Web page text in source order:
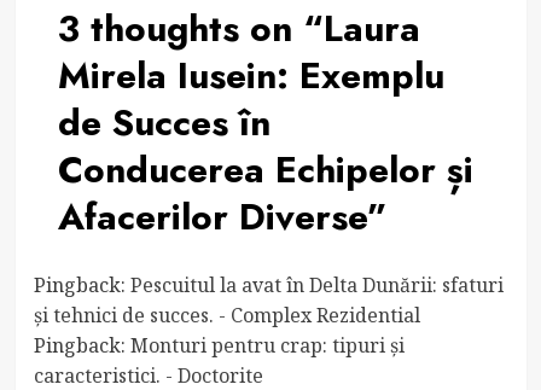
3 thoughts on “Laura
Mirela Iusein: Exemplu
de Succes în
Conducerea Echipelor și
Afacerilor Diverse”
Pingback: Pescuitul la avat în Delta Dunării: sfaturi
și tehnici de succes. - Complex Rezidential
Pingback: Monturi pentru crap: tipuri și
caracteristici. - Doctorite